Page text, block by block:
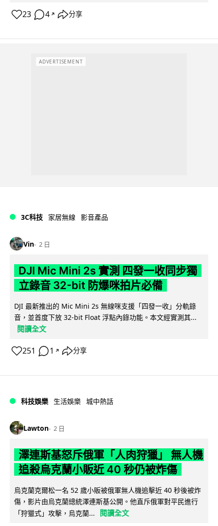
23 4 ↗ 分享
ADVERTISEMENT
3C科技 家居無線 影音產品
Vin 2 日
DJI Mic Mini 2s 實測 四發一收同步獨
立錄音 32-bit 防爆咪拍片必備
DJI 最新推出的 Mic Mini 2s 無線咪支援「四發一收」分軌錄
音，並首度下放 32-bit Float 浮點內錄功能。本文經實測其...
閱讀全文
251 1 ↗ 分享
科技娛樂 生活娛樂 城中熱話
Lawton 2 日
澤連斯基怒斥俄軍「人肉狩獵」 無人機
追殺烏克蘭小販近 40 秒仍被炸傷
烏克蘭克爾松一名 52 歲小販被俄軍無人機追擊近 40 秒後被炸
傷，影片由烏克蘭總統澤連斯基公開。他直斥俄軍對平民進行
「狩獵式」攻擊，烏克蘭...
閱讀全文